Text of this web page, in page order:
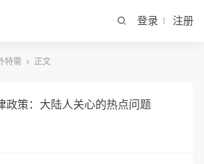
登录 注册
特需 正文
政策：大陆人关心的热点问题